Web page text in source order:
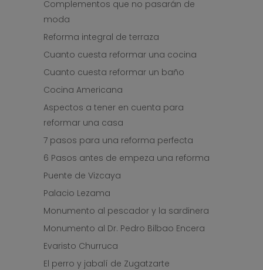
Complementos que no pasarán de
moda
Reforma integral de terraza
Cuanto cuesta reformar una cocina
Cuanto cuesta reformar un baño
Cocina Americana
Aspectos a tener en cuenta para
reformar una casa
7 pasos para una reforma perfecta
6 Pasos antes de empeza una reforma
Puente de Vizcaya
Palacio Lezama
Monumento al pescador y la sardinera
Monumento al Dr. Pedro Bilbao Encera
Evaristo Churruca
El perro y jabalí de Zugatzarte